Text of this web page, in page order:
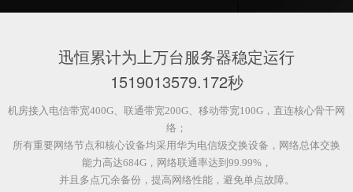
迅恒累计为上万台服务器稳定运行
1519013580.672秒
机房接入电信带宽400G、联通带宽200G、移动带宽100G，直连核心骨干网
络；
所有重要网络节点和核心设备均采用华为电信级交换设备，网络总体交换
能力高达684G，网络联通率达到99.99%，
并且多点冗余备份，提高网络性能，避免单点故障。